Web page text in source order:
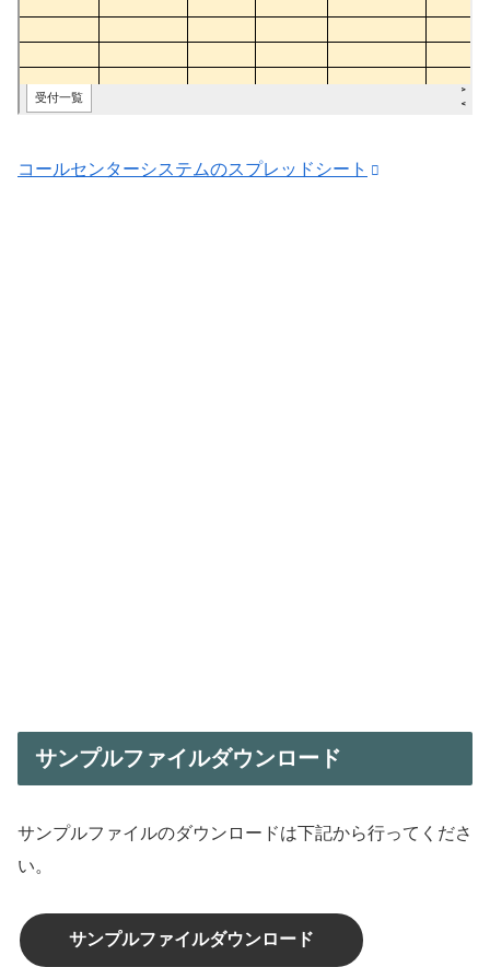
コールセンターシステムのスプレッドシート
サンプルファイルダウンロード
サンプルファイルのダウンロードは下記から行ってくださ
い。
サンプルファイルダウンロード